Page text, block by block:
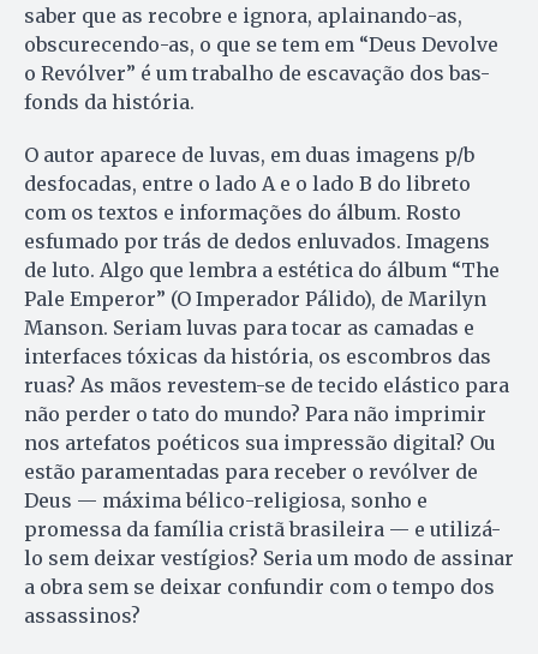
saber que as recobre e ignora, aplainando-as,
obscurecendo-as, o que se tem em “Deus Devolve
o Revólver” é um trabalho de escavação dos bas-
fonds da história.
O autor aparece de luvas, em duas imagens p/b
desfocadas, entre o lado A e o lado B do libreto
com os textos e informações do álbum. Rosto
esfumado por trás de dedos enluvados. Imagens
de luto. Algo que lembra a estética do álbum “The
Pale Emperor” (O Imperador Pálido), de Marilyn
Manson. Seriam luvas para tocar as camadas e
interfaces tóxicas da história, os escombros das
ruas? As mãos revestem-se de tecido elástico para
não perder o tato do mundo? Para não imprimir
nos artefatos poéticos sua impressão digital? Ou
estão paramentadas para receber o revólver de
Deus — máxima bélico-religiosa, sonho e
promessa da família cristã brasileira — e utilizá-
lo sem deixar vestígios? Seria um modo de assinar
a obra sem se deixar confundir com o tempo dos
assassinos?